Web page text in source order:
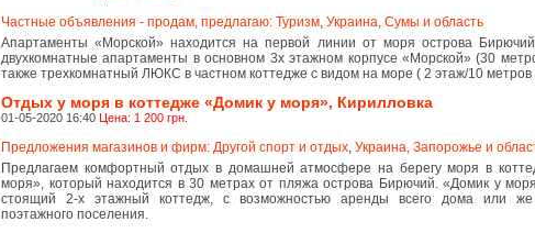
Частные объявления - продам, предлагаю: Туризм, Украина, Сумы и область
Апартаменты «Морской» находится на первой линии от моря острова
двухкомнатные апартаменты в основном 3х этажном корпусе «Морской» (30
также трехкомнатный ЛЮКС в частном коттедже с видом на море ( 2 этаж/10
Отдых у моря в коттедже «Домик у моря», Кирилловка
01-05-2020 16:40 Цена: 1 200 грн.
Предложения магазинов и фирм: Другой спорт и отдых, Украина, Запорожье и
Предлагаем комфортный отдых в домашней атмосфере на берегу моря в
моря», который находится в 30 метрах от пляжа острова Бирючий. «Домик у
стоящий 2-х этажный коттедж, с возможностью аренды всего дома или же
поэтажного поселения.